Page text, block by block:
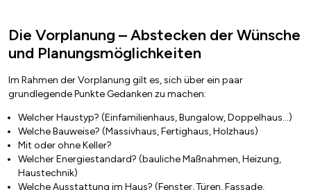
Die Vorplanung – Abstecken der Wünsche
und Planungsmöglichkeiten
Im Rahmen der Vorplanung gilt es, sich über ein paar
grundlegende Punkte Gedanken zu machen:
Welcher Haustyp? (Einfamilienhaus, Bungalow, Doppelhaus…)
Welche Bauweise? (Massivhaus, Fertighaus, Holzhaus)
Mit oder ohne Keller?
Welcher Energiestandard? (bauliche Maßnahmen, Heizung,
Haustechnik)
Welche Ausstattung im Haus? (Fenster, Türen, Fassade,